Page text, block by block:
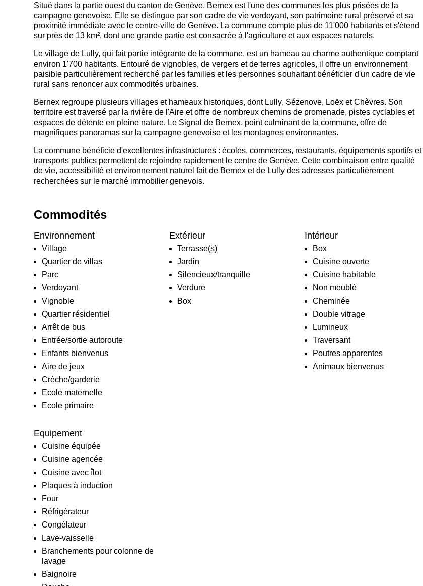
Situé dans la partie ouest du canton de Genève, Bernex est l'une des communes les plus prisées de la
campagne genevoise. Elle se distingue par son cadre de vie verdoyant, son patrimoine rural préservé et sa
proximité immédiate avec le centre-ville de Genève. La commune compte plus de 11'000 habitants et s'étend
sur près de 13 km², dont une grande partie est consacrée à l'agriculture et aux espaces naturels.
Le village de Lully, qui fait partie intégrante de la commune, est un hameau au charme authentique comptant
environ 1'700 habitants. Entouré de vignobles, de vergers et de terres agricoles, il offre un environnement
paisible particulièrement recherché par les familles et les personnes souhaitant bénéficier d'un cadre de vie
rural sans renoncer aux commodités urbaines.
Bernex regroupe plusieurs villages et hameaux historiques, dont Lully, Sézenove, Loëx et Chèvres. Son
territoire est traversé par la rivière de l'Aire et offre de nombreux chemins de promenade, pistes cyclables et
espaces de détente en pleine nature. Le Signal de Bernex, point culminant de la commune, offre de
magnifiques panoramas sur la campagne genevoise et les montagnes environnantes.
La commune bénéficie d'excellentes infrastructures : écoles, commerces, restaurants, équipements sportifs et
transports publics permettent de rejoindre rapidement le centre de Genève. Cette combinaison entre qualité
de vie, accessibilité et environnement naturel fait de Bernex et de Lully des adresses particulièrement
recherchées sur le marché immobilier genevois.
Commodités
Environnement
Village
Quartier de villas
Parc
Verdoyant
Vignoble
Quartier résidentiel
Arrêt de bus
Entrée/sortie autoroute
Enfants bienvenus
Aire de jeux
Crèche/garderie
Ecole maternelle
Ecole primaire
Extérieur
Terrasse(s)
Jardin
Silencieux/tranquille
Verdure
Box
Intérieur
Box
Cuisine ouverte
Cuisine habitable
Non meublé
Cheminée
Double vitrage
Lumineux
Traversant
Poutres apparentes
Animaux bienvenus
Equipement
Cuisine équipée
Cuisine agencée
Cuisine avec îlot
Plaques à induction
Four
Réfrigérateur
Congélateur
Lave-vaisselle
Branchements pour colonne de
lavage
Baignoire